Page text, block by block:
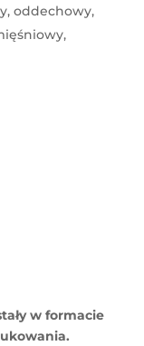
oddechowy,
w formacie